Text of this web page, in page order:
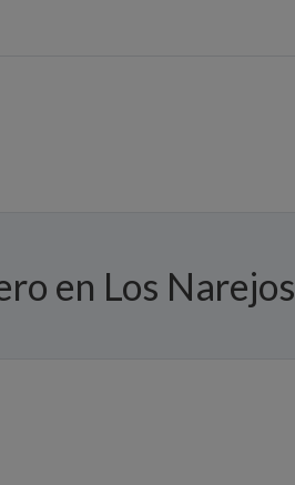
en Los Narejos